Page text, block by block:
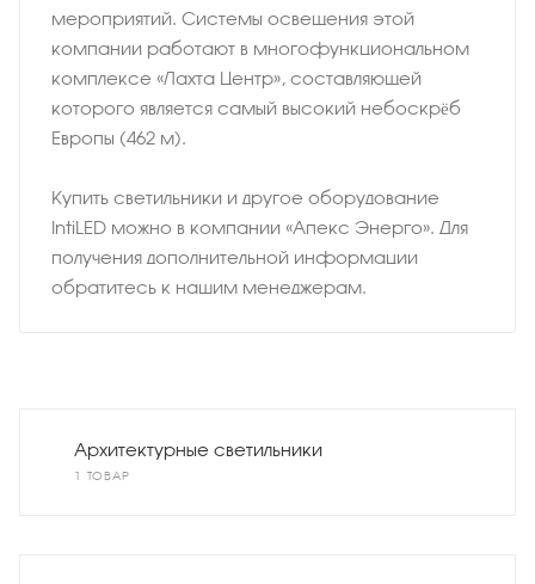
мероприятий. Системы освещения этой
компании работают в многофункциональном
комплексе «Лахта Центр», составляющей
которого является самый высокий небоскрёб
Европы (462 м).
Купить светильники и другое оборудование
IntiLED можно в компании «Апекс Энерго». Для
получения дополнительной информации
обратитесь к нашим менеджерам.
Архитектурные светильники
1 ТОВАР